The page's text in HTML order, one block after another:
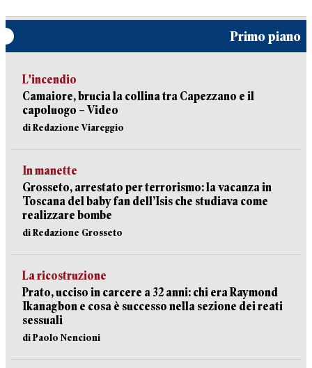
Primo piano
L'incendio
Camaiore, brucia la collina tra Capezzano e il
capoluogo – Video
di Redazione Viareggio
In manette
Grosseto, arrestato per terrorismo: la vacanza in
Toscana del baby fan dell’Isis che studiava come
realizzare bombe
di Redazione Grosseto
La ricostruzione
Prato, ucciso in carcere a 32 anni: chi era Raymond
Ikanagbon e cosa è successo nella sezione dei reati
sessuali
di Paolo Nencioni